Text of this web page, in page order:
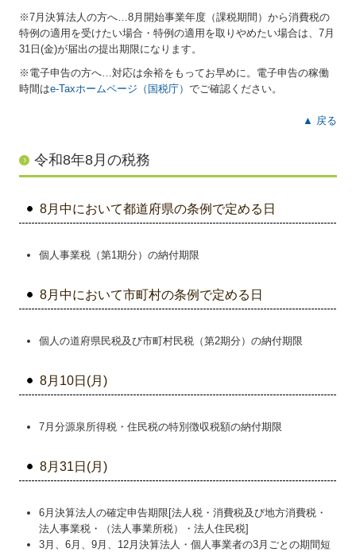
求人情報
お客様の声
リンク集
※7月決算法人の方へ…8月開始事業年度（課税期間）から消費税の
特例の適用を受けたい場合・特例の適用を取りやめたい場合は、7月
31日(金)が届出の提出期限になります。
※電子申告の方へ…対応は余裕をもってお早めに。電子申告の稼働
時間はe-Taxホームページ（国税庁）でご確認ください。
▲ 戻る
令和8年8月の税務
8月中において都道府県の条例で定める日
個人事業税（第1期分）の納付期限
8月中において市町村の条例で定める日
個人の道府県民税及び市町村民税（第2期分）の納付期限
8月10日(月)
7月分源泉所得税・住民税の特別徴収税額の納付期限
8月31日(月)
6月決算法人の確定申告期限[法人税・消費税及び地方消費税・
法人事業税・（法人事業所税）・法人住民税]
3月、6月、9月、12月決算法人・個人事業者の3月ごとの期間短